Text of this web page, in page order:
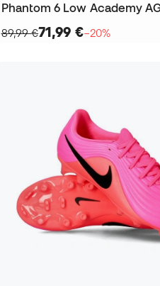
89,99 €71,99 €−20%